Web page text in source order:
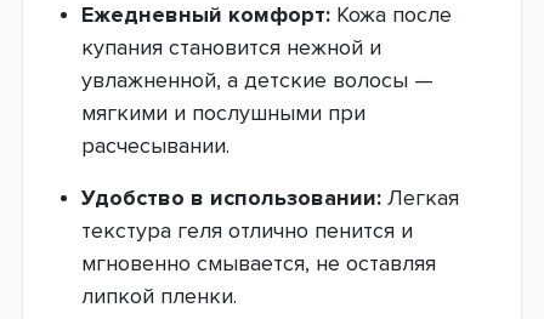
Ежедневный комфорт: Кожа после
купания становится нежной и
увлажненной, а детские волосы —
мягкими и послушными при
расчесывании.
Удобство в использовании: Легкая
текстура геля отлично пенится и
мгновенно смывается, не оставляя
липкой пленки.